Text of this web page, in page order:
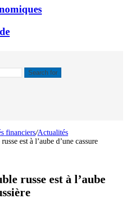
Search for
financiers/Actualités
est à l’aube d’une cassure
russe est à l’aube